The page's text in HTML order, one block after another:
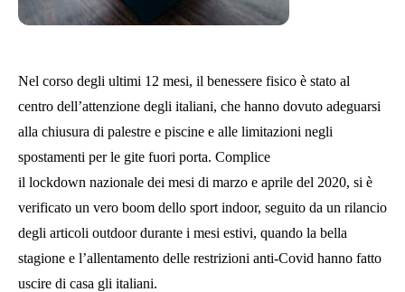
Nel corso degli ultimi 12 mesi, il benessere fisico è stato al
centro dell’attenzione degli italiani, che hanno dovuto adeguarsi
alla chiusura di palestre e piscine e alle limitazioni negli
spostamenti per le gite fuori porta. Complice
il lockdown nazionale dei mesi di marzo e aprile del 2020, si è
verificato un vero boom dello sport indoor, seguito da un rilancio
degli articoli outdoor durante i mesi estivi, quando la bella
stagione e l’allentamento delle restrizioni anti-Covid hanno fatto
uscire di casa gli italiani.